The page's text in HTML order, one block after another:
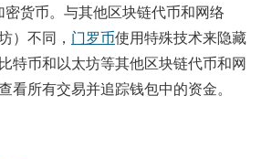
密货币。与其他区块链代币和网络
）不同， 门罗币使用特殊技术来隐藏
特币和以太坊等其他区块链代币和网
看所有交易并追踪钱包中的资金。